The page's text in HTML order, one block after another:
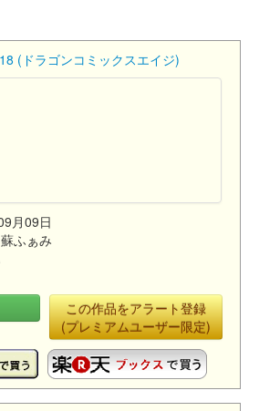
(ドラゴンコミックスエイジ)
月09日
ふぁみ
この作品をアラート登録
(プレミアムユーザー限定)